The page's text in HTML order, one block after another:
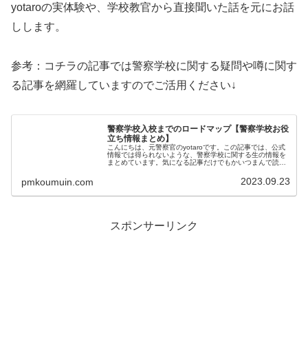
yotaroの実体験や、学校教官から直接聞いた話を元にお話
しします。
参考：コチラの記事では警察学校に関する疑問や噂に関す
る記事を網羅していますのでご活用ください↓
警察学校入校までのロードマップ【警察学校お役
立ち情報まとめ】
こんにちは、元警察官のyotaroです。この記事では、公式
情報では得られないような、警察学校に関する生の情報を
まとめています。気になる記事だけでもかいつまんで読ん
pmkoumuin.com 2023.09.23
スポンサーリンク